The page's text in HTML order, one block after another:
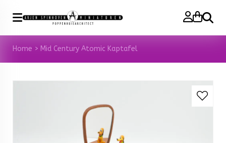
Zoeken
Home > Mid Century Atomic Kaptafel